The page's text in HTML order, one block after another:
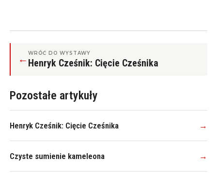
←
WRÓĆ DO WYSTAWY
Henryk Cześnik: Cięcie Cześnika
Pozostałe artykuły
Henryk Cześnik: Cięcie Cześnika →
Czyste sumienie kameleona →